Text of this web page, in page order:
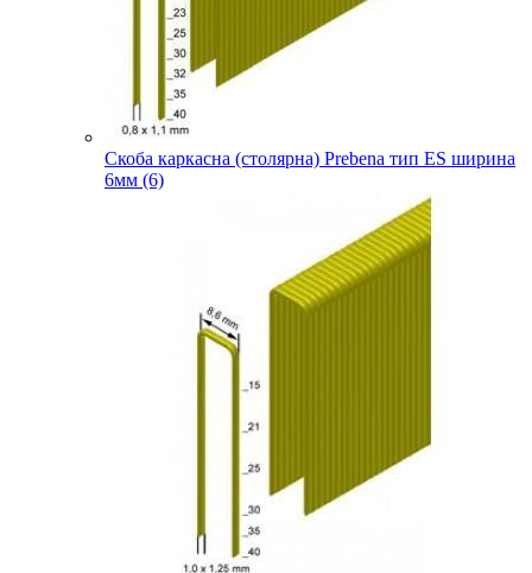
Скоба каркасна (столярна) Prebena тип ES ширина
6мм (6)